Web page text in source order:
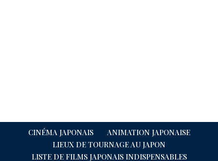
CINÉMA JAPONAIS
ANIMATION JAPONAISE
LIEUX DE TOURNAGE AU JAPON
LISTE DE FILMS JAPONAIS INDISPENSABLES